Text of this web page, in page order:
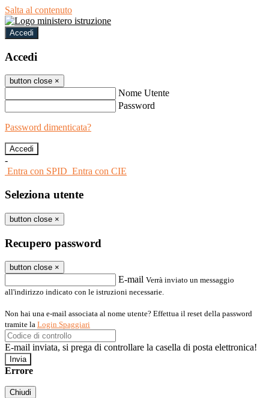
Salta al contenuto
Accedi
Accedi
button close ×
Nome Utente
Password
Password dimenticata?
-
Entra con SPID Entra con CIE
Seleziona utente
button close ×
Recupero password
button close ×
E-mail Verrà inviato un messaggio
all'indirizzo indicato con le istruzioni necessarie.
Non hai una e-mail associata al nome utente? Effettua il reset della password
tramite la Login Spaggiari
E-mail inviata, si prega di controllare la casella di posta elettronica!
Errore
Chiudi